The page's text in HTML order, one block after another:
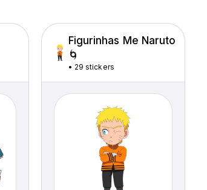
Figurinhas Me Naruto
🌀
• 29 stickers